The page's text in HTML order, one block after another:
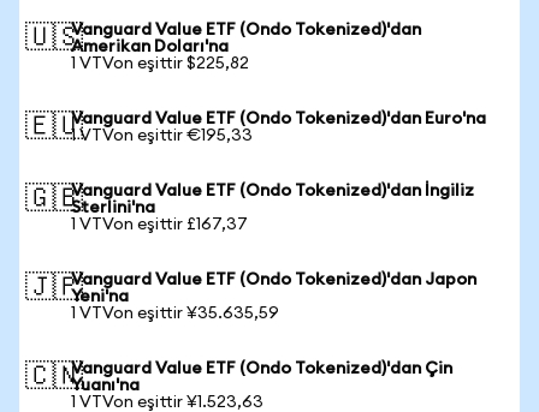
🇺🇸Vanguard Value ETF (Ondo Tokenized)'dan
Amerikan Doları'na
1 VTVon eşittir $225,82
🇪🇺Vanguard Value ETF (Ondo Tokenized)'dan Euro'na
1 VTVon eşittir €195,33
🇬🇧Vanguard Value ETF (Ondo Tokenized)'dan İngiliz
Sterlini'na
1 VTVon eşittir £167,37
🇯🇵Vanguard Value ETF (Ondo Tokenized)'dan Japon
Yeni'na
1 VTVon eşittir ¥35.635,59
🇨🇳Vanguard Value ETF (Ondo Tokenized)'dan Çin
Yuanı'na
1 VTVon eşittir ¥1.523,63